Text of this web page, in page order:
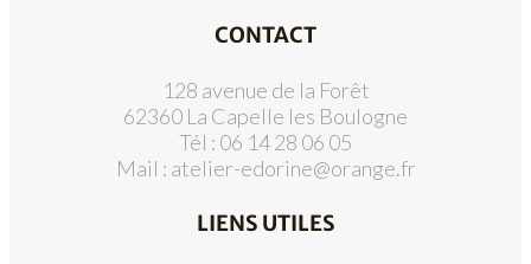
CONTACT
128 avenue de la Forêt
62360 La Capelle les Boulogne
Tél : 06 14 28 06 05
Mail : atelier-edorine@orange.fr
LIENS UTILES